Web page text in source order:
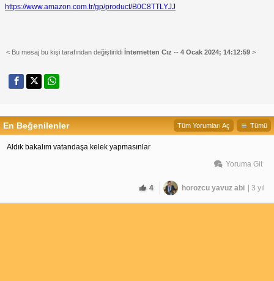
https://www.amazon.com.tr/gp/product/B0C8TTLYJJ
< Bu mesaj bu kişi tarafından değiştirildi İnternetten Cız -- 4 Ocak 2024; 14:12:59 >
En Beğenilenler Tümü
Tüm Yorumları Aç
Aldık bakalım vatandaşa kelek yapmasınlar
Yoruma Git
4 horozcu yavuz abi | 3 yıl